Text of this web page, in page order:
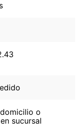
o
sucursal